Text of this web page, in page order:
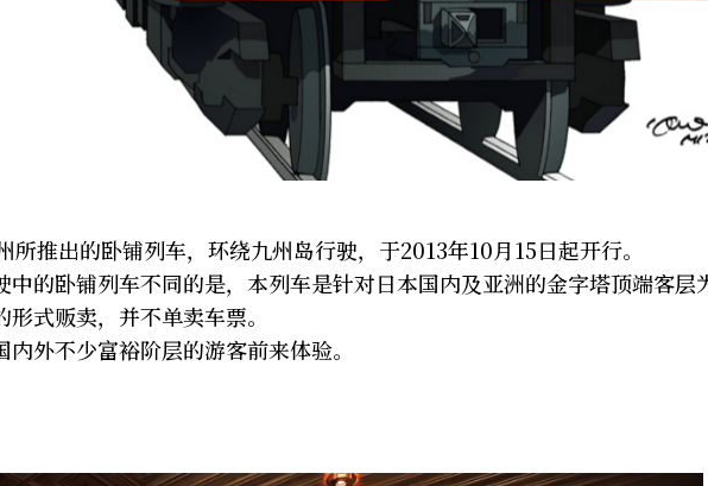
所推出的卧铺列车，环绕九州岛行驶，于2013年10月15日起开行。
中的卧铺列车不同的是，本列车是针对日本国内及亚洲的金字塔顶端客层
式贩卖，并不单卖车票。
外不少富裕阶层的游客前来体验。